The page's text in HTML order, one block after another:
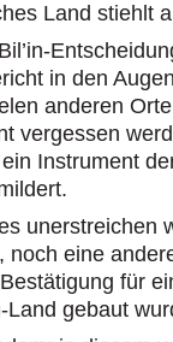
Land stiehlt
in den
anderen
vergessen
Instrument
unerstreichen
noch eine
für
Land gebaut